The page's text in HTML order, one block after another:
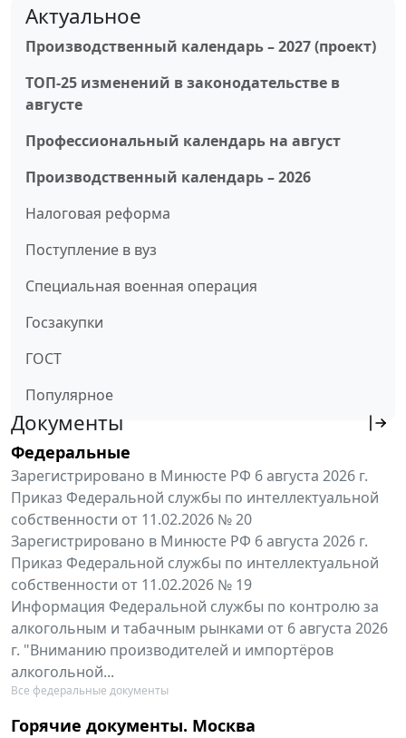
Актуальное
Производственный календарь – 2027 (проект)
ТОП-25 изменений в законодательстве в
августе
Профессиональный календарь на август
Производственный календарь – 2026
Налоговая реформа
Поступление в вуз
Специальная военная операция
Госзакупки
ГОСТ
Популярное
Документы
Федеральные
Зарегистрировано в Минюсте РФ 6 августа 2026 г.
Приказ Федеральной службы по интеллектуальной
собственности от 11.02.2026 № 20
Зарегистрировано в Минюсте РФ 6 августа 2026 г.
Приказ Федеральной службы по интеллектуальной
собственности от 11.02.2026 № 19
Информация Федеральной службы по контролю за
алкогольным и табачным рынками от 6 августа 2026
г. "Вниманию производителей и импортёров
алкогольной...
Все федеральные документы
Горячие документы. Москва